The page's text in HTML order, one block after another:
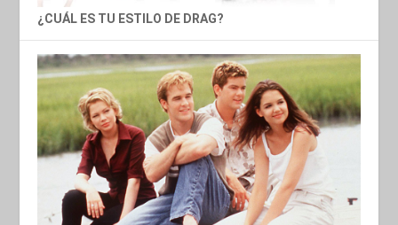
¿CUÁL ES TU ESTILO DE DRAG?